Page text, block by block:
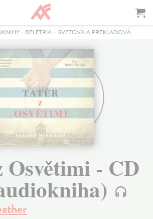
- BELETRIA – SVETOVÁ A PREKLADOVÁ
Osvětimi - CD